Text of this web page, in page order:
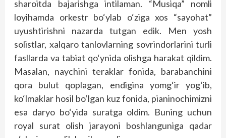
sharoitda bajarishga intilaman. “Musiqa” nomli
loyihamda orkestr bo‘ylab o‘ziga xos “sayohat”
uyushtirishni nazarda tutgan edik. Men yosh
solistlar, xalqaro tanlovlarning sovrindorlarini turli
fasllarda va tabiat qo‘ynida olishga harakat qildim.
Masalan, naychini teraklar fonida, barabanchini
qora bulut qoplagan, endigina yomg‘ir yog‘ib,
ko‘lmaklar hosil bo‘lgan kuz fonida, pianinochimizni
esa daryo bo‘yida suratga oldim. Buning uchun
royal surat olish jarayoni boshlanguniga qadar